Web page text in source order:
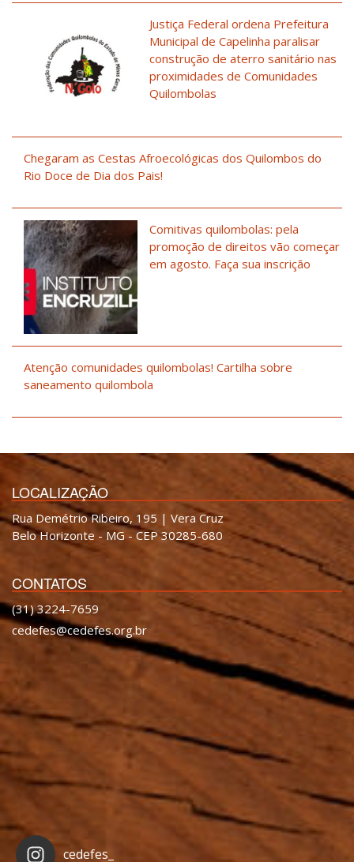
Justiça Federal ordena Prefeitura
Municipal de Capelinha paralisar
construção de aterro sanitário nas
proximidades de Comunidades
Quilombolas
Chegaram as Cestas Afroecológicas dos Quilombos do
Rio Doce de Dia dos Pais!
Comitivas quilombolas: pela
promoção de direitos vão começar
em agosto. Faça sua inscrição
Atenção comunidades quilombolas! Cartilha sobre
saneamento quilombola
LOCALIZAÇÃO
Rua Demétrio Ribeiro, 195 | Vera Cruz
Belo Horizonte - MG - CEP 30285-680
CONTATOS
(31) 3224-7659
cedefes@cedefes.org.br
cedefes_